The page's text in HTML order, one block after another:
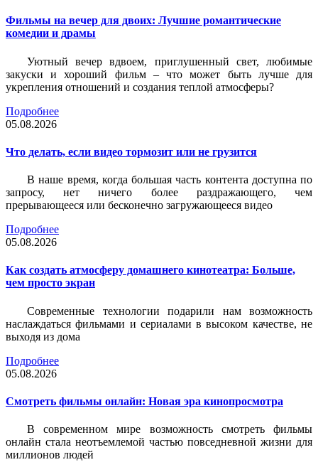
Фильмы на вечер для двоих: Лучшие романтические
комедии и драмы
Уютный вечер вдвоем, приглушенный свет, любимые
закуски и хороший фильм – что может быть лучше для
укрепления отношений и создания теплой атмосферы?
Подробнее
05.08.2026
Что делать, если видео тормозит или не грузится
В наше время, когда большая часть контента доступна по
запросу, нет ничего более раздражающего, чем
прерывающееся или бесконечно загружающееся видео
Подробнее
05.08.2026
Как создать атмосферу домашнего кинотеатра: Больше,
чем просто экран
Современные технологии подарили нам возможность
наслаждаться фильмами и сериалами в высоком качестве, не
выходя из дома
Подробнее
05.08.2026
Смотреть фильмы онлайн: Новая эра кинопросмотра
В современном мире возможность смотреть фильмы
онлайн стала неотъемлемой частью повседневной жизни для
миллионов людей